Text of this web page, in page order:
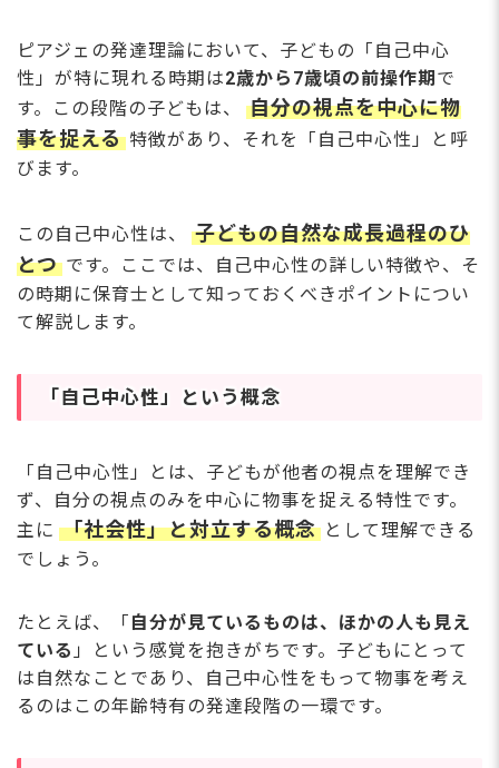
ピアジェの発達理論において、子どもの「自己中心
性」が特に現れる時期は2歳から7歳頃の前操作期 で
す。この段階の子どもは、
自分の視点を中心に物
事を捉える 特徴があり、それを「自己中心性」と呼
びます。
この自己中心性は、
子どもの自然な成長過程のひ
とつ です。ここでは、自己中心性の詳しい特徴や、そ
の時期に保育士として知っておくべきポイントについ
て解説します。
「自己中心性」という概念
「自己中心性」とは、子どもが他者の視点を理解でき
ず、自分の視点のみを中心に物事を捉える特性です。
主に 「社会性」と対立する概念 として理解できる
でしょう。
たとえば、「 自分が見ているものは、ほかの人も見え
ている 」という感覚を抱きがちです。子どもにとって
は自然なことであり、自己中心性をもって物事を考え
るのはこの年齢特有の発達段階の一環です。